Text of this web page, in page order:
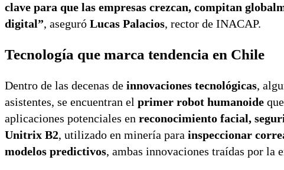
clave para que las empresas crezcan, compitan
digital”, aseguró Lucas Palacios, rector de INACAP.
Tecnología que marca tendencia en Chile
Dentro de las decenas de innovaciones tecnológicas,
asistentes, se encuentran el primer robot humanoide
aplicaciones potenciales en reconocimiento facial,
Unitrix B2, utilizado en minería para inspeccionar
modelos predictivos, ambas innovaciones traídas por la